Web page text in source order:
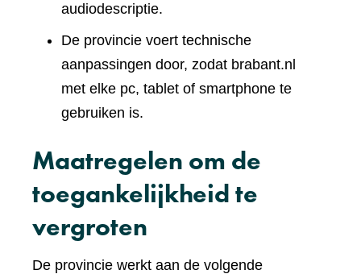
audiodescriptie.
De provincie voert technische
aanpassingen door, zodat brabant.nl
met elke pc, tablet of smartphone te
gebruiken is.
Maatregelen om de
toegankelijkheid te
vergroten
De provincie werkt aan de volgende